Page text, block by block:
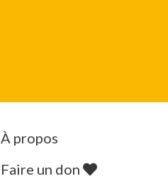
À propos
Faire un don